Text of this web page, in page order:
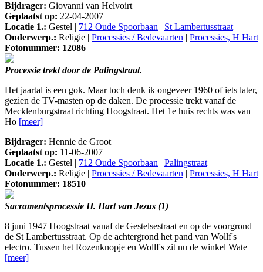
Bijdrager: Giovanni van Helvoirt
Geplaatst op: 22-04-2007
Locatie 1.: Gestel | 712 Oude Spoorbaan | St Lambertusstraat
Onderwerp.: Religie | Processies / Bedevaarten | Processies, H Hart
Fotonummer: 12086
Processie trekt door de Palingstraat.
Het jaartal is een gok. Maar toch denk ik ongeveer 1960 of iets later,
gezien de TV-masten op de daken. De processie trekt vanaf de
Mecklenburgstraat richting Hoogstraat. Het 1e huis rechts was van
Ho [meer]
Bijdrager: Hennie de Groot
Geplaatst op: 11-06-2007
Locatie 1.: Gestel | 712 Oude Spoorbaan | Palingstraat
Onderwerp.: Religie | Processies / Bedevaarten | Processies, H Hart
Fotonummer: 18510
Sacramentsprocessie H. Hart van Jezus (1)
8 juni 1947 Hoogstraat vanaf de Gestelsestraat en op de voorgrond
de St Lambertusstraat. Op de achtergrond het pand van Wollf's
electro. Tussen het Rozenknopje en Wollf's zit nu de winkel Wate
[meer]